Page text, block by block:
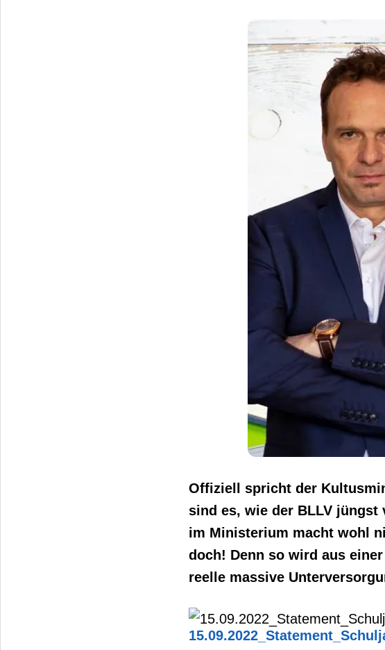
Offiziell spricht der
sind es, wie der BLLV jüngst
im Ministerium macht wohl
doch! Denn so wird aus
reelle massive